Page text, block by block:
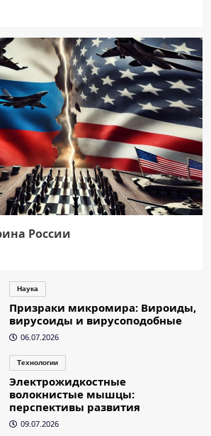
России
Наука
Призраки микромира: Вироиды,
вирусоиды и вирусоподобные
06.07.2026
Технологии
Электрожидкостные
волокнистые мышцы:
перспективы развития
09.07.2026